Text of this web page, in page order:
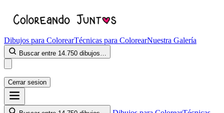
Dibujos para ColorearTécnicas para ColorearNuestra Galería
Buscar entre 14.750 dibujos…
Cerrar sesion